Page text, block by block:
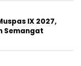
IX 2027,
Semangat